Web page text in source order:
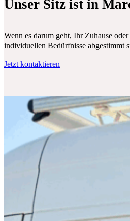
Unser Sitz ist in
Wenn es darum geht, Ihr Zuhause
individuellen Bedürfnisse abgestimmt
Jetzt kontaktieren